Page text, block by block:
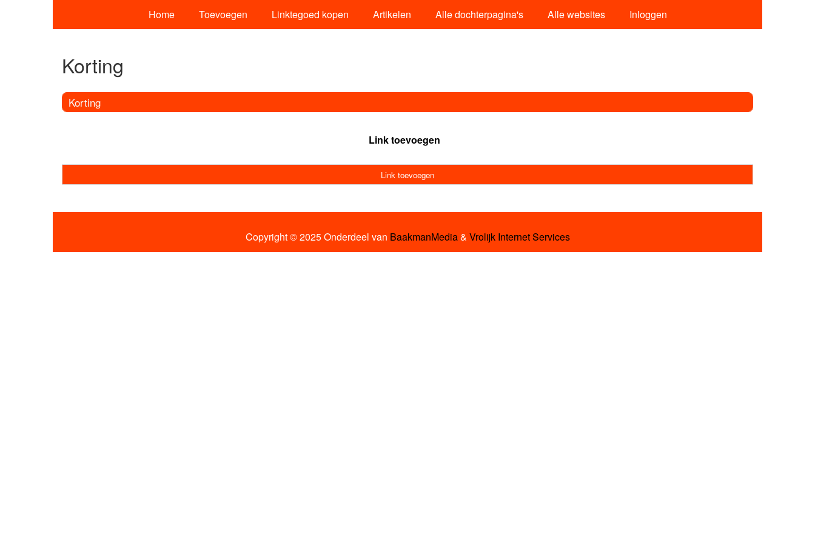
Home Toevoegen Linktegoed kopen Artikelen Alle dochterpagina's Alle websites Inloggen
Korting
Korting
Link toevoegen
Link toevoegen
Copyright © 2025 Onderdeel van BaakmanMedia& Vrolijk Internet Services